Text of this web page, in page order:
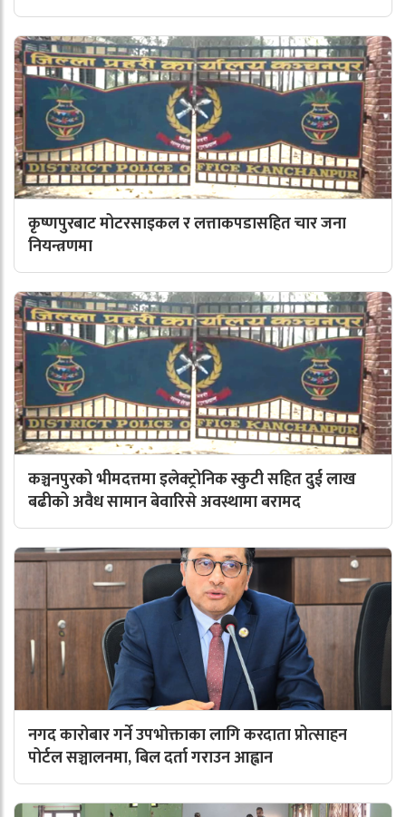
कृष्णपुरबाट मोटरसाइकल र लत्ताकपडासहित चार जना
नियन्त्रणमा
कञ्चनपुरको भीमदत्तमा इलेक्ट्रोनिक स्कुटी सहित दुई लाख
बढीको अवैध सामान बेवारिसे अवस्थामा बरामद
नगद कारोबार गर्ने उपभोक्ताका लागि करदाता प्रोत्साहन
पोर्टल सञ्चालनमा, बिल दर्ता गराउन आह्वान